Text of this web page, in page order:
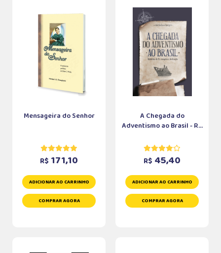
Mensageira do Senhor
R$ 171,10
ADICIONAR AO CARRINHO
COMPRAR AGORA
A Chegada do
Adventismo ao Brasil - R...
R$ 45,40
ADICIONAR AO CARRINHO
COMPRAR AGORA